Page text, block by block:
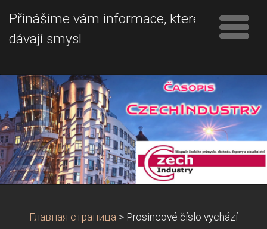
Přinášíme vám informace, které
dávají smysl
Главная страница > Prosincové číslo vychází